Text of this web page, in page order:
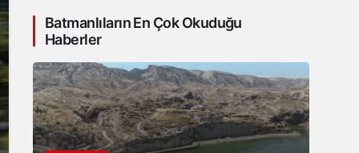
Batmanlıların En Çok Okuduğu
Haberler